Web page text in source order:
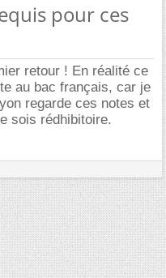
pour ces
retour ! En réalité ce
au bac français, car je
regarde ces notes et
sois rédhibitoire.